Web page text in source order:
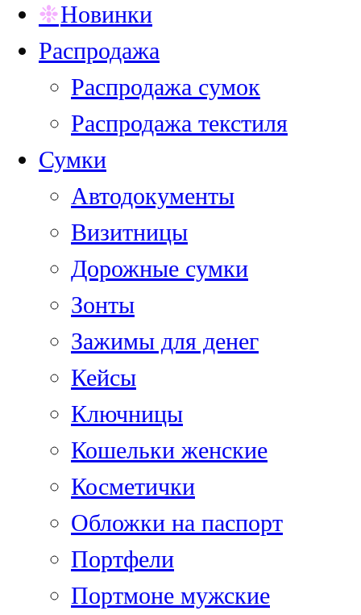
Новинки
Распродажа
Распродажа сумок
Распродажа текстиля
Сумки
Автодокументы
Визитницы
Дорожные сумки
Зонты
Зажимы для денег
Кейсы
Ключницы
Кошельки женские
Косметички
Обложки на паспорт
Портфели
Портмоне мужские